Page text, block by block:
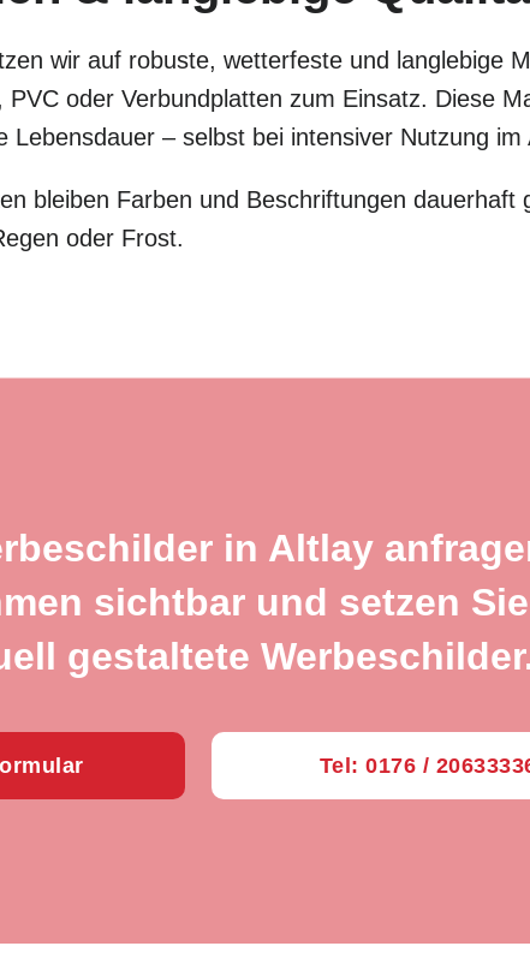
wir auf robuste, wetterfeste und langlebige
oder Verbundplatten zum Einsatz. Diese
Lebensdauer – selbst bei intensiver Nutzung im
bleiben Farben und Beschriftungen dauerhaft
oder Frost.
in Altlay
sichtbar und setzen
gestaltete
Tel: 0176 /